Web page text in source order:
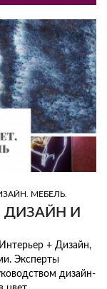
, МЕБЕЛЬ,
ЦВЕТ
ДИЗАЙН И
+ Дизайн,
Эксперты
дизайн-